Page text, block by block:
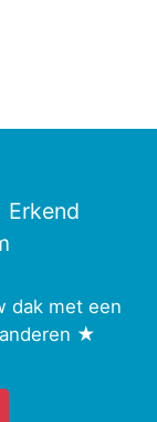
Erkend
dak met een
★